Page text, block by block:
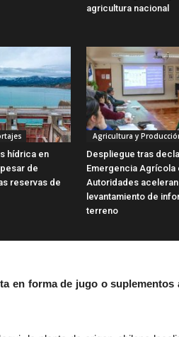
agricultura nacional
hídrica en
de
reservas de
Agricultura y
Despliegue tras
Emergencia Agrícola
Autoridades aceleran
levantamiento de
terreno
en forma de jugo o suplementos